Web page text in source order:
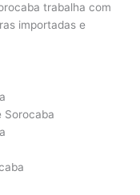
trabalha com
importadas e
Sorocaba